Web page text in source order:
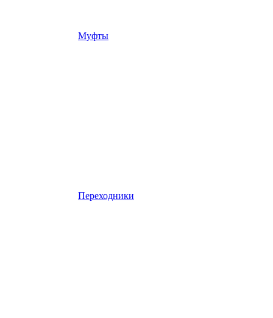
Муфты
Переходники